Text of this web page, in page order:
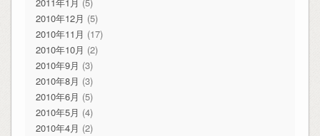
2010年12月 (5)
2010年11月 (17)
2010年10月 (2)
2010年9月 (3)
2010年8月 (3)
2010年6月 (5)
2010年5月 (4)
2010年4月 (2)